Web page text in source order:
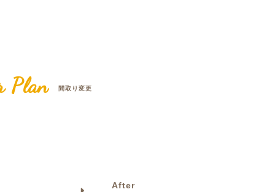
Plan 間取り変更
After